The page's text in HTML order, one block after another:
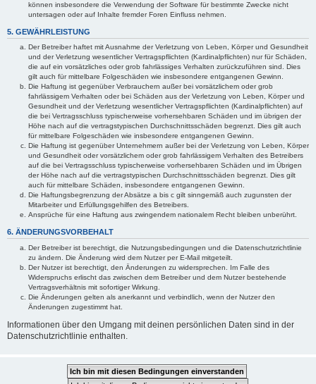
können insbesondere die Verwendung der Software für bestimmte Zwecke nicht
untersagen oder auf Inhalte fremder Foren Einfluss nehmen.
5. GEWÄHRLEISTUNG
Der Betreiber haftet mit Ausnahme der Verletzung von Leben, Körper und Gesundheit
und der Verletzung wesentlicher Vertragspflichten (Kardinalpflichten) nur für Schäden,
die auf ein vorsätzliches oder grob fahrlässiges Verhalten zurückzuführen sind. Dies
gilt auch für mittelbare Folgeschäden wie insbesondere entgangenen Gewinn.
Die Haftung ist gegenüber Verbrauchern außer bei vorsätzlichem oder grob
fahrlässigem Verhalten oder bei Schäden aus der Verletzung von Leben, Körper und
Gesundheit und der Verletzung wesentlicher Vertragspflichten (Kardinalpflichten) auf
die bei Vertragsschluss typischerweise vorhersehbaren Schäden und im übrigen der
Höhe nach auf die vertragstypischen Durchschnittsschäden begrenzt. Dies gilt auch
für mittelbare Folgeschäden wie insbesondere entgangenen Gewinn.
Die Haftung ist gegenüber Unternehmern außer bei der Verletzung von Leben, Körper
und Gesundheit oder vorsätzlichem oder grob fahrlässigem Verhalten des Betreibers
auf die bei Vertragsschluss typischerweise vorhersehbaren Schäden und im Übrigen
der Höhe nach auf die vertragstypischen Durchschnittsschäden begrenzt. Dies gilt
auch für mittelbare Schäden, insbesondere entgangenen Gewinn.
Die Haftungsbegrenzung der Absätze a bis c gilt sinngemäß auch zugunsten der
Mitarbeiter und Erfüllungsgehilfen des Betreibers.
Ansprüche für eine Haftung aus zwingendem nationalem Recht bleiben unberührt.
6. ÄNDERUNGSVORBEHALT
Der Betreiber ist berechtigt, die Nutzungsbedingungen und die Datenschutzrichtlinie
zu ändern. Die Änderung wird dem Nutzer per E-Mail mitgeteilt.
Der Nutzer ist berechtigt, den Änderungen zu widersprechen. Im Falle des
Widerspruchs erlischt das zwischen dem Betreiber und dem Nutzer bestehende
Vertragsverhältnis mit sofortiger Wirkung.
Die Änderungen gelten als anerkannt und verbindlich, wenn der Nutzer den
Änderungen zugestimmt hat.
Informationen über den Umgang mit deinen persönlichen Daten sind in der
Datenschutzrichtlinie enthalten.